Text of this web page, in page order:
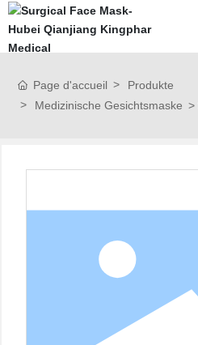
Page d'accueil
Produkte
Medizinische Gesichtsmaske